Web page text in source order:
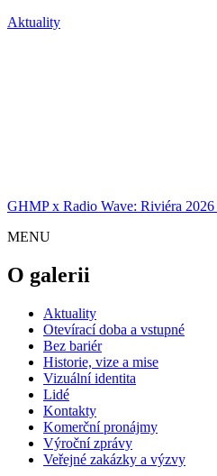
Aktuality
GHMP x Radio Wave: Riviéra 2026
MENU
O galerii
Aktuality
Otevírací doba a vstupné
Bez bariér
Historie, vize a mise
Vizuální identita
Lidé
Kontakty
Komerční pronájmy
Výroční zprávy
Veřejné zakázky a výzvy